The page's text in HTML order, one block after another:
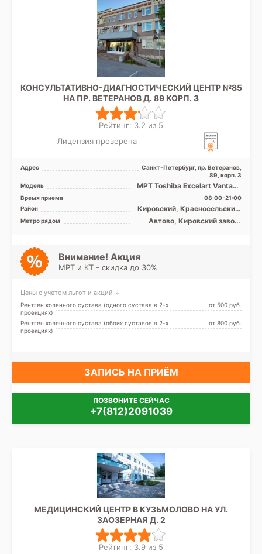
КОНСУЛЬТАТИВНО-ДИАГНОСТИЧЕСКИЙ ЦЕНТР №85
НА ПР. ВЕТЕРАНОВ Д. 89 КОРП. 3
Рейтинг: 3.2 из 5
Лицензия проверена
Адрес
Санкт-Петербург, пр. Ветеранов,
89, корп. 3
Модель
МРТ Toshiba Excelart Vantage
1.5T закрытый тип
Время приема
08:00-21:00
Район
Кировский, Красносельский,
Московский,
Петродворцовый, Лен.
Метро рядом
Автово, Кировский завод,
Внимание! Акция
МРТ и КТ - скидка до 30%
Цены с учетом льгот и акций ↓
Рентген коленного сустава (одного сустава в 2-х
проекциях)
от 500 pуб.
Рентген коленного сустава (обоих суставов в 2-х
проекциях)
от 800 pуб.
ЗАПИСЬ НА ПРИЁМ
ПОЗВОНИТЕ СЕЙЧАС
+7(812)2091039
МЕДИЦИНСКИЙ ЦЕНТР В КУЗЬМОЛОВО НА УЛ.
ЗАОЗЕРНАЯ Д. 2
Рейтинг: 3.9 из 5